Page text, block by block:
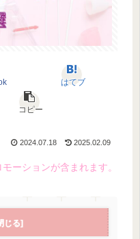
はてブ
コピー
2024.07.18 2025.02.09
ーションが含まれます。